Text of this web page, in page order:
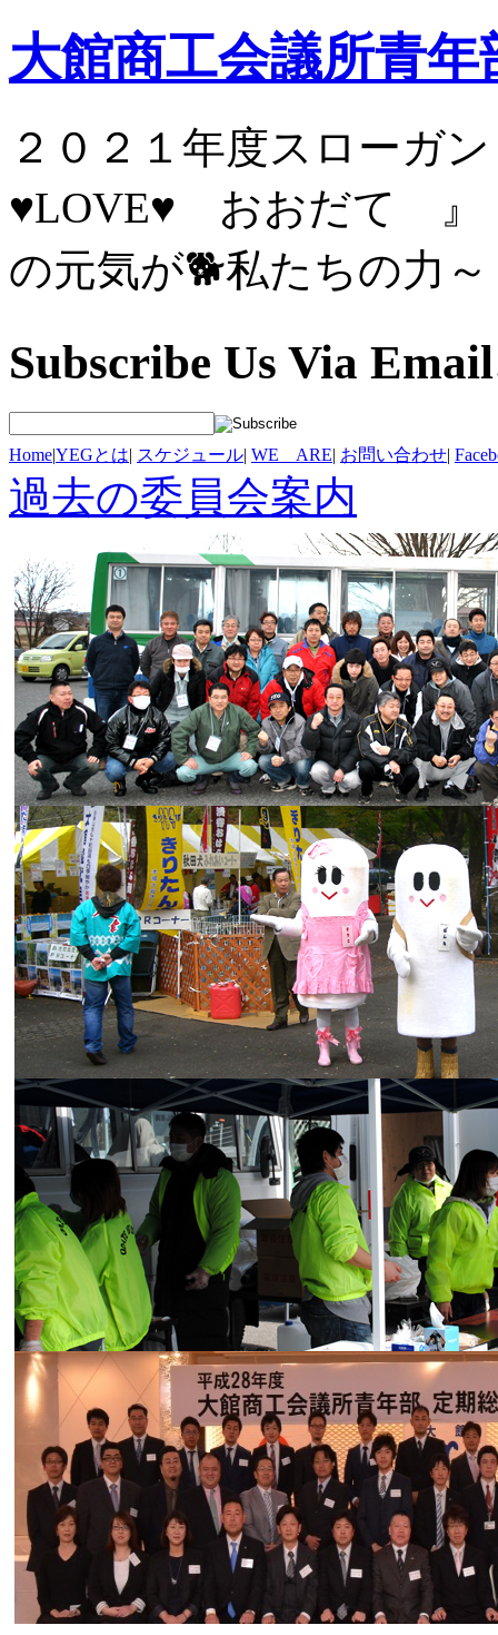
大館商工会議所青年
２０２１年度ス
♥LOVE♥ お
の元気が🐕私たちの力～
Subscribe Us Via
Home|YEGとは| スケジュール| WE ARE| お問い合わせ|
過去の委員会案内